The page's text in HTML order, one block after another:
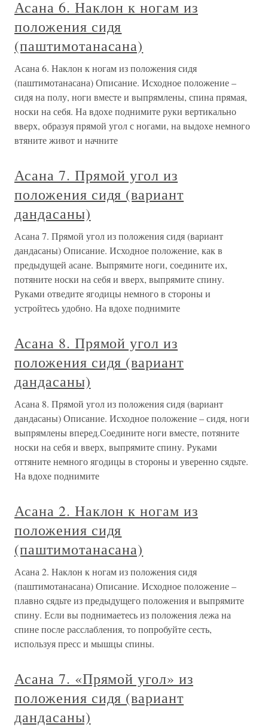
Асана 6. Наклон к ногам из
положения сидя
(паштимотанасана)
Асана 6. Наклон к ногам из положения сидя
(паштимотанасана) Описание. Исходное положение –
сидя на полу, ноги вместе и выпрямлены, спина прямая,
носки на себя. На вдохе поднимите руки вертикально
вверх, образуя прямой угол с ногами, на выдохе немного
втяните живот и начните
Асана 7. Прямой угол из
положения сидя (вариант
дандасаны)
Асана 7. Прямой угол из положения сидя (вариант
дандасаны) Описание. Исходное положение, как в
предыдущей асане. Выпрямите ноги, соедините их,
потяните носки на себя и вверх, выпрямите спину.
Руками отведите ягодицы немного в стороны и
устройтесь удобно. На вдохе поднимите
Асана 8. Прямой угол из
положения сидя (вариант
дандасаны)
Асана 8. Прямой угол из положения сидя (вариант
дандасаны) Описание. Исходное положение – сидя, ноги
выпрямлены вперед.Соедините ноги вместе, потяните
носки на себя и вверх, выпрямите спину. Руками
оттяните немного ягодицы в стороны и уверенно сядьте.
На вдохе поднимите
Асана 2. Наклон к ногам из
положения сидя
(паштимотанасана)
Асана 2. Наклон к ногам из положения сидя
(паштимотанасана) Описание. Исходное положение –
плавно сядьте из предыдущего положения и выпрямите
спину. Если вы поднимаетесь из положения лежа на
спине после расслабления, то попробуйте сесть,
используя пресс и мышцы спины.
Асана 7. «Прямой угол» из
положения сидя (вариант
дандасаны)